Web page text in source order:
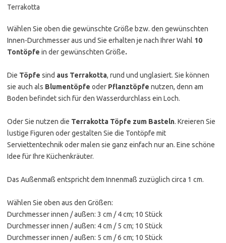
Terrakotta
Wählen Sie oben die gewünschte Größe bzw. den gewünschten
Innen-Durchmesser aus und Sie erhalten je nach Ihrer Wahl 10
Tontöpfe in der gewünschten Größe.
Die Töpfe sind aus Terrakotta, rund und unglasiert. Sie können
sie auch als Blumentöpfe oder Pflanztöpfe nutzen, denn am
Boden befindet sich für den Wasserdurchlass ein Loch.
Oder Sie nutzen die Terrakotta Töpfe zum Basteln. Kreieren Sie
lustige Figuren oder gestalten Sie die Tontöpfe mit
Serviettentechnik oder malen sie ganz einfach nur an. Eine schöne
Idee für Ihre Küchenkräuter.
Das Außenmaß entspricht dem Innenmaß zuzüglich circa 1 cm.
Wählen Sie oben aus den Größen:
Durchmesser innen / außen: 3 cm / 4 cm; 10 Stück
Durchmesser innen / außen: 4 cm / 5 cm; 10 Stück
Durchmesser innen / außen: 5 cm / 6 cm; 10 Stück